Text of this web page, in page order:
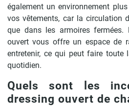
également un environnement
vos vêtements, car la circulation
que dans les armoires fermées.
ouvert vous offre un espace de
entretenir, ce qui peut faire toute
quotidien.
Quels sont les
dressing ouvert de